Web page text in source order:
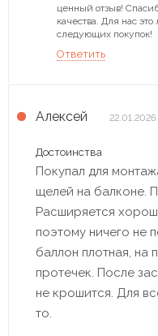
ценный отзыв!
качества. Для нас
следующих покупок!
Ответить
Алексей 22.01.2026
Достоинства
Покупал для
щелей на балконе.
Расширяется
поэтому ничего не
баллон плотная, на
протечек. После
не крошится. Для
то.